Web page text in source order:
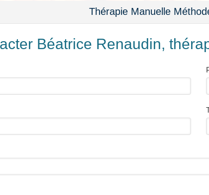
Thérapie Manuelle
Béatrice Renaudin,